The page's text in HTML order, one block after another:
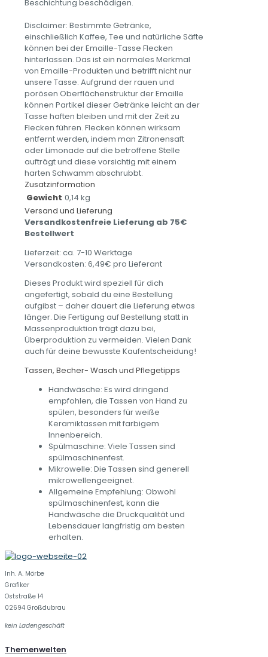
Beschichtung beschädigen.
Disclaimer: Bestimmte Getränke,
einschließlich Kaffee, Tee und natürliche Säfte
können bei der Emaille-Tasse Flecken
hinterlassen. Das ist ein normales Merkmal
von Emaille-Produkten und betrifft nicht nur
unsere Tasse. Aufgrund der rauen und
porösen Oberflächenstruktur der Emaille
können Partikel dieser Getränke leicht an der
Tasse haften bleiben und mit der Zeit zu
Flecken führen. Flecken können wirksam
entfernt werden, indem man Zitronensaft
oder Limonade auf die betroffene Stelle
aufträgt und diese vorsichtig mit einem
harten Schwamm abschrubbt.
Zusatzinformation
Gewicht 0,14 kg
Versand und Lieferung
Versandkostenfreie Lieferung ab 75€
Bestellwert
Lieferzeit: ca. 7-10 Werktage
Versandkosten: 6,49€ pro Lieferant
Dieses Produkt wird speziell für dich
angefertigt, sobald du eine Bestellung
aufgibst – daher dauert die Lieferung etwas
länger. Die Fertigung auf Bestellung statt in
Massenproduktion trägt dazu bei,
Überproduktion zu vermeiden. Vielen Dank
auch für deine bewusste Kaufentscheidung!
Tassen, Becher- Wasch und Pflegetipps
Handwäsche: Es wird dringend
empfohlen, die Tassen von Hand zu
spülen, besonders für weiße
Keramiktassen mit farbigem
Innenbereich.
Spülmaschine: Viele Tassen sind
spülmaschinenfest.
Mikrowelle: Die Tassen sind generell
mikrowellengeeignet.
Allgemeine Empfehlung: Obwohl
spülmaschinenfest, kann die
Handwäsche die Druckqualität und
Lebensdauer langfristig am besten
erhalten.
Inh. A. Mörbe
Grafiker
Oststraße 14
02694 Großdubrau
kein Ladengeschäft
Themenwelten